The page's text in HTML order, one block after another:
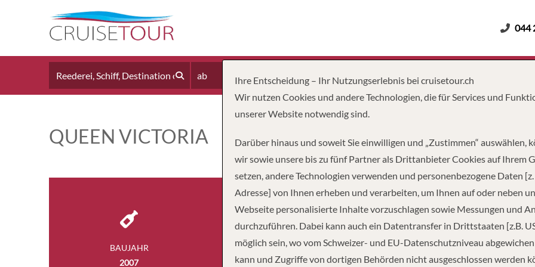
044
ab Erwachsene Kinder
QUEEN VICTORIA
BAUJAHR
2007
BESATZUNG
981
TONNAGE
90,000
964
Ihre Entscheidung – Ihr Nutzungserlebnis bei cruisetour.ch
Wir nutzen Cookies und andere Technologien, die für Services und
unserer Website notwendig sind.
Darüber hinaus und soweit Sie einwilligen und „Zustimmen“ auswählen,
wir sowie unsere bis zu fünf Partner als Drittanbieter Cookies auf Ihrem
setzen, andere Technologien verwenden und personenbezogene Daten [z.
Adresse] von Ihnen erheben und verarbeiten, um Ihnen auf oder neben
Webseite personalisierte Inhalte vorzuschlagen sowie Messungen und
durchzuführen. Dabei kann auch ein Datentransfer in Drittstaaten [z.B.
möglich sein, wo vom Schweizer- und EU-Datenschutzniveau
kann und Zugriffe von dortigen Behörden nicht ausgeschlossen werden